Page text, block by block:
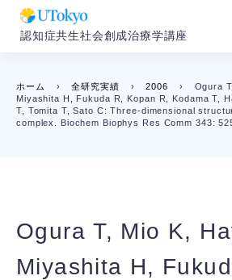
認知症共生社会創成治療学講座
ホーム › 全研究実績 › 2006 ›
Ogura
Miyashita H, Fukuda R, Kopan R, Kodama T,
T, Tomita T, Sato C: Three-dimensional
complex. Biochem Biophys Res Comm 343:
Ogura T, Mio K,
Miyashita H,